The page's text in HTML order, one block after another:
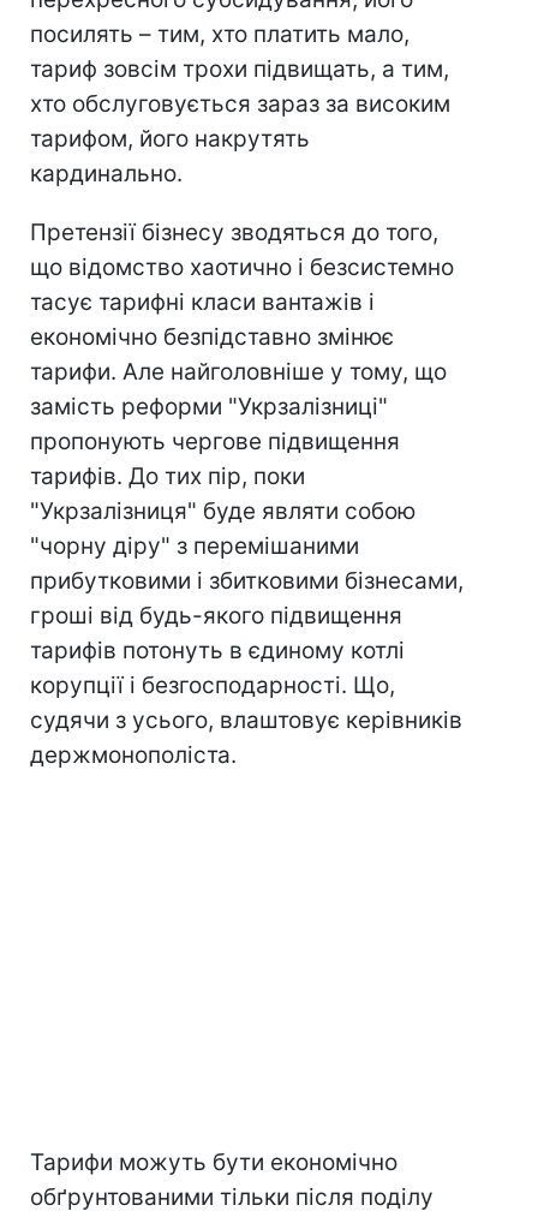
посилять – тим, хто платить мало,
тариф зовсім трохи підвищать, а тим,
хто обслуговується зараз за високим
тарифом, його накрутять
кардинально.
Претензії бізнесу зводяться до того,
що відомство хаотично і безсистемно
тасує тарифні класи вантажів і
економічно безпідставно змінює
тарифи. Але найголовніше у тому, що
замість реформи "Укрзалізниці"
пропонують чергове підвищення
тарифів. До тих пір, поки
"Укрзалізниця" буде являти собою
"чорну діру" з перемішаними
прибутковими і збитковими бізнесами,
гроші від будь-якого підвищення
тарифів потонуть в єдиному котлі
корупції і безгосподарності. Що,
судячи з усього, влаштовує керівників
держмонополіста.
Тарифи можуть бути економічно
обґрунтованими тільки після поділу